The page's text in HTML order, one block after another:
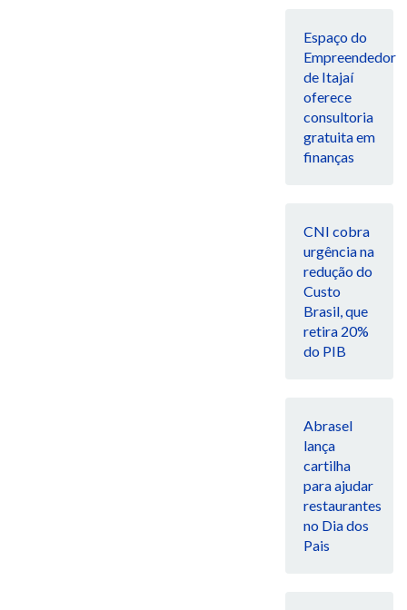
Espaço do
Empreendedor
de Itajaí
oferece
consultoria
gratuita em
finanças
CNI cobra
urgência na
redução do
Custo
Brasil, que
retira 20%
do PIB
Abrasel
lança
cartilha
para ajudar
restaurantes
no Dia dos
Pais